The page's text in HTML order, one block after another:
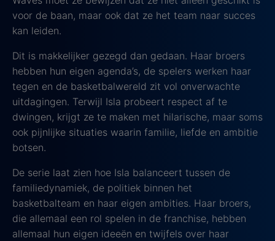
voor de baan, maar ook dat ze het team naar succes
kan leiden.
Dit is makkelijker gezegd dan gedaan. Haar broers
hebben hun eigen agenda’s, de spelers werken haar
tegen en de basketbalwereld zit vol onverwachte
uitdagingen. Terwijl Isla probeert respect af te
dwingen, krijgt ze te maken met hilarische, maar soms
ook pijnlijke situaties waarin familie, liefde en ambitie
botsen.
De serie laat zien hoe Isla balanceert tussen de
familiedynamiek, de politiek binnen het
basketbalteam en haar eigen ambities. Haar broers,
die allemaal een rol spelen in de franchise, hebben
allemaal hun eigen ideeën en twijfels over haar